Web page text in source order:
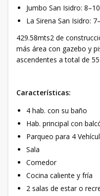
Jumbo San Isidro:
La Sirena San Isidro:
429.58mts2 de
más área con gazebo y
ascendentes a total de
Características:
4 hab. con su baño
Hab. principal con
Parqueo para 4
Sala
Comedor
Cocina caliente y fría
2 salas de estar o